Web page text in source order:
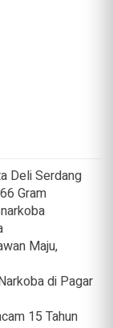
Deli Serdang
Gram
Maju,
di Pagar
15 Tahun